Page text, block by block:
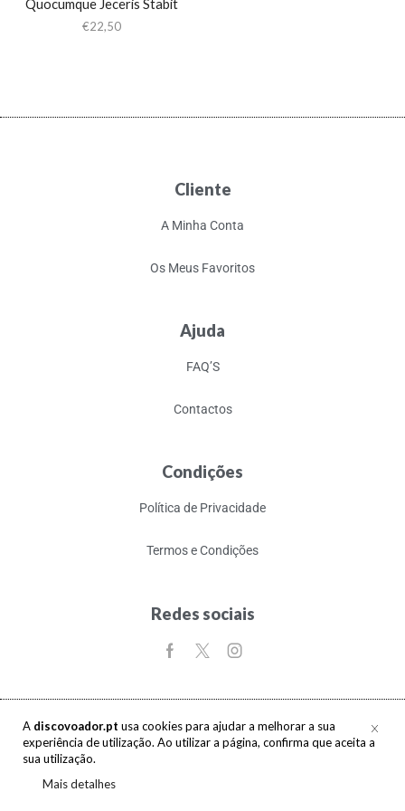
Quocumque Jeceris Stabit
€22,50
A discovoador.pt usa cookies para ajudar a melhorar a sua
experiência de utilização. Ao utilizar a página, confirma que aceita a
sua utilização.
Mais detalhes
Cliente
A Minha Conta
Os Meus Favoritos
Ajuda
FAQ’S
Contactos
Condições
Política de Privacidade
Termos e Condições
Redes sociais
Copyright © 2017-2026 discovoador. Todos os direitos reservados.